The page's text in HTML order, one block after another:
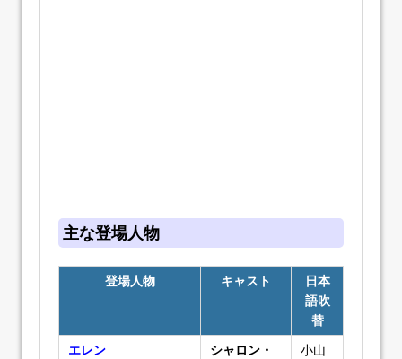
主な登場人物
登場人物 キャスト
日本
語吹
替
エレン
シャロン・
小山